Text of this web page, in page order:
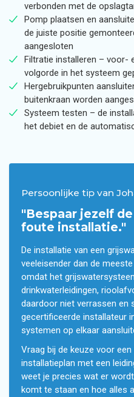
verbonden met de
Pomp plaatsen en
de juiste positie
aangesloten
Filtratie installeren – voor-
volgorde in het systeem
Hergebruikpunten
buitenkraan worden
Systeem testen – de
het debiet en de
Persoonlijke tip van
"Bespaar jezelf
foute installatie."
De installatie van een
veeleisender dan de
omdat het
drinkwaterleidingen,
daardoor niet verrassen en
gecertificeerde installateur
systemen op elkaar
Vraag bij de keuze voor
installatieplan met een
weet je precies wat er
komt te staan en hoe alles